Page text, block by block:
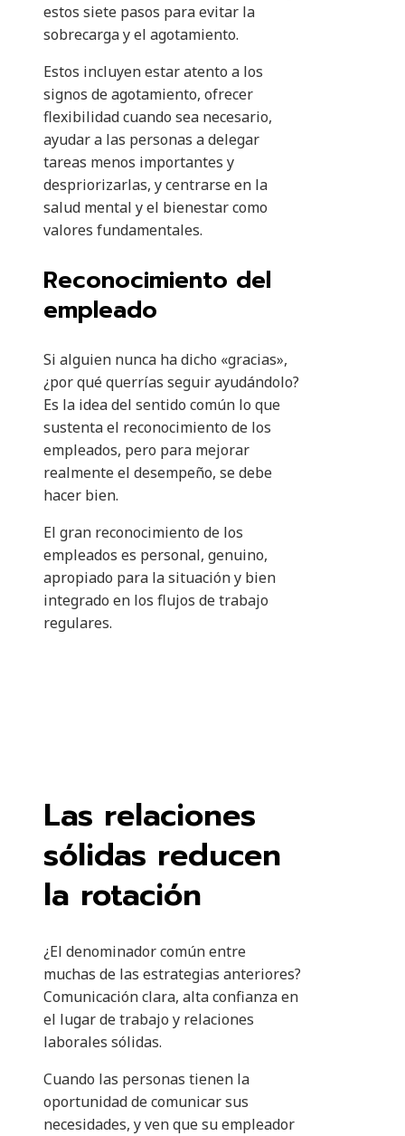
estos siete pasos para evitar la
sobrecarga y el agotamiento.
Estos incluyen estar atento a los
signos de agotamiento, ofrecer
flexibilidad cuando sea necesario,
ayudar a las personas a delegar
tareas menos importantes y
despriorizarlas, y centrarse en la
salud mental y el bienestar como
valores fundamentales.
Reconocimiento del
empleado
Si alguien nunca ha dicho «gracias»,
¿por qué querrías seguir ayudándolo?
Es la idea del sentido común lo que
sustenta el reconocimiento de los
empleados, pero para mejorar
realmente el desempeño, se debe
hacer bien.
El gran reconocimiento de los
empleados es personal, genuino,
apropiado para la situación y bien
integrado en los flujos de trabajo
regulares.
Las relaciones
sólidas reducen
la rotación
¿El denominador común entre
muchas de las estrategias anteriores?
Comunicación clara, alta confianza en
el lugar de trabajo y relaciones
laborales sólidas.
Cuando las personas tienen la
oportunidad de comunicar sus
necesidades, y ven que su empleador